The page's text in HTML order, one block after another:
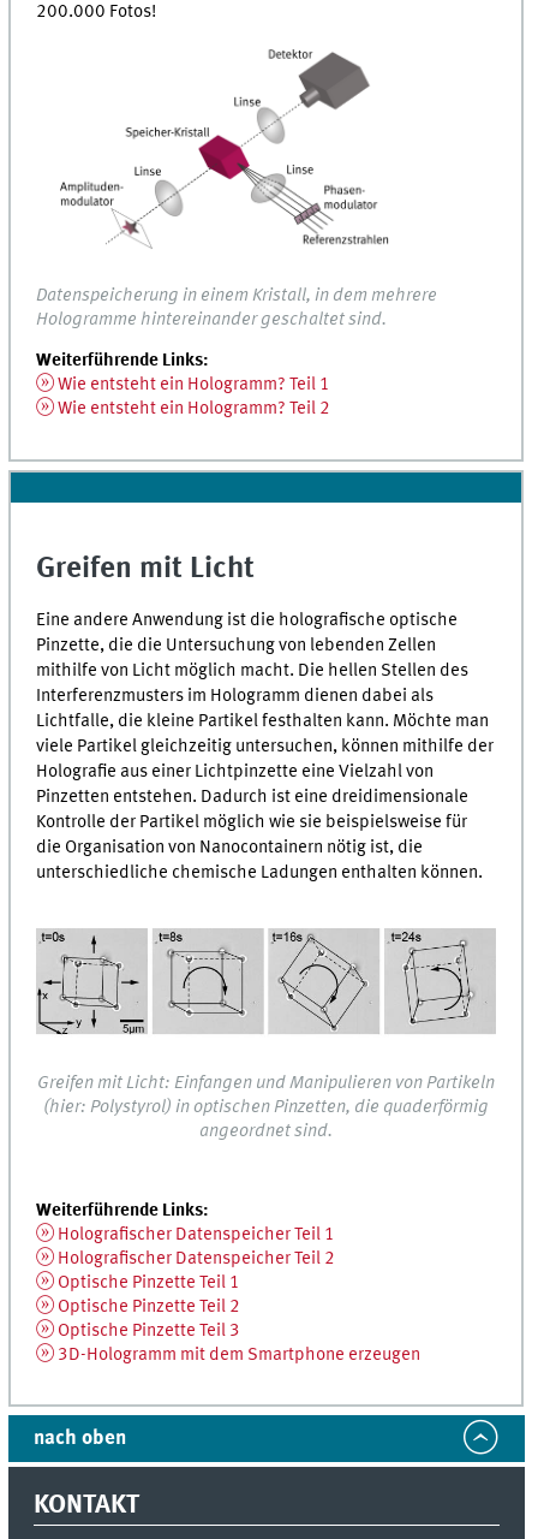
200.000 Fotos!
Datenspeicherung in einem Kristall, in dem mehrere
Hologramme hintereinander geschaltet sind.
Weiterführende Links:
Wie entsteht ein Hologramm? Teil 1
Wie entsteht ein Hologramm? Teil 2
Greifen mit Licht
Eine andere Anwendung ist die holografische optische
Pinzette, die die Untersuchung von lebenden Zellen
mithilfe von Licht möglich macht. Die hellen Stellen des
Interferenzmusters im Hologramm dienen dabei als
Lichtfalle, die kleine Partikel festhalten kann. Möchte man
viele Partikel gleichzeitig untersuchen, können mithilfe der
Holografie aus einer Lichtpinzette eine Vielzahl von
Pinzetten entstehen. Dadurch ist eine dreidimensionale
Kontrolle der Partikel möglich wie sie beispielsweise für
die Organisation von Nanocontainern nötig ist, die
unterschiedliche chemische Ladungen enthalten können.
Greifen mit Licht: Einfangen und Manipulieren von Partikeln
(hier: Polystyrol) in optischen Pinzetten, die quaderförmig
angeordnet sind.
Weiterführende Links:
Holografischer Datenspeicher Teil 1
Holografischer Datenspeicher Teil 2
Optische Pinzette Teil 1
Optische Pinzette Teil 2
Optische Pinzette Teil 3
3D-Hologramm mit dem Smartphone erzeugen
nach oben
KONTAKT